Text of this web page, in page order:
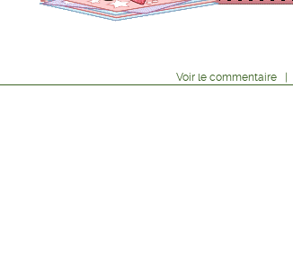
Voir le commentaire